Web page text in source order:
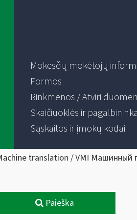
Mokesčių mokėtojų
Formos
Rinkmenos / Atviri
Skaičiuoklės ir
Sąskaitos ir įmokų kodai
translation / VMI
Paieška